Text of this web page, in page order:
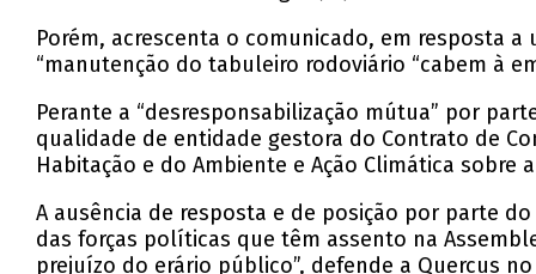
Porém, acrescenta o comunicado, em resposta
“manutenção do tabuleiro rodoviário “cabem à
Perante a “desresponsabilização mútua” por
qualidade de entidade gestora do Contrato de
Habitação e do Ambiente e Ação Climática
A ausência de resposta e de posição por parte
das forças políticas que têm assento na
prejuízo do erário público”, defende a Quercus